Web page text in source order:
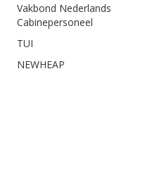
Vakbond Nederlands
Cabinepersoneel
TUI
NEWHEAP